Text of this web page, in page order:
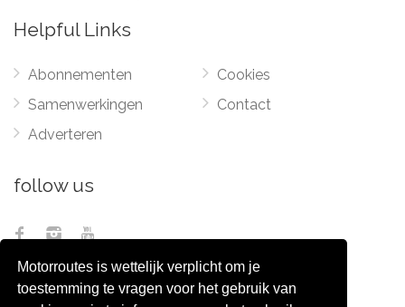
Motorroutes is wettelijk verplicht om je
toestemming te vragen voor het gebruik van
Helpful Links
Abonnementen
Samenwerkingen
Adverteren
Cookies
Contact
follow us